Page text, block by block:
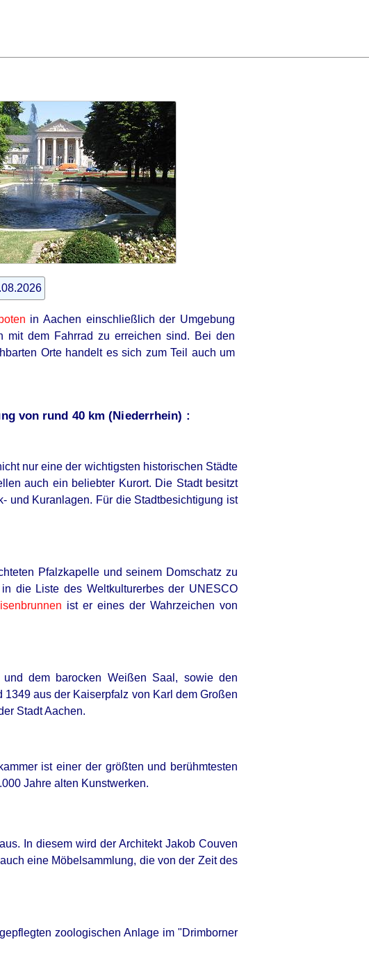
in Aachen einschließlich der Umgebung
mit dem Fahrrad zu erreichen sind. Bei den
Orte handelt es sich zum Teil auch um
von rund 40 km (Niederrhein) :
nur eine der wichtigsten historischen Städte
auch ein beliebter Kurort. Die Stadt besitzt
und Kuranlagen. Für die Stadtbesichtigung ist
Pfalzkapelle und seinem Domschatz zu
die Liste des Weltkulturerbes der UNESCO
ist er eines der Wahrzeichen von
dem barocken Weißen Saal, sowie den
aus der Kaiserpfalz von Karl dem Großen
Stadt Aachen.
ist einer der größten und berühmtesten
Jahre alten Kunstwerken.
In diesem wird der Architekt Jakob Couven
eine Möbelsammlung, die von der Zeit des
zoologischen Anlage im "Drimborner